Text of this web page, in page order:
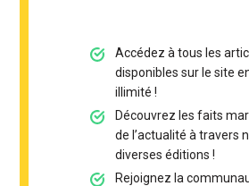
Accédez à tous les
disponibles sur le site
illimité !
Découvrez les faits
de l’actualité à travers
diverses éditions !
Rejoignez la